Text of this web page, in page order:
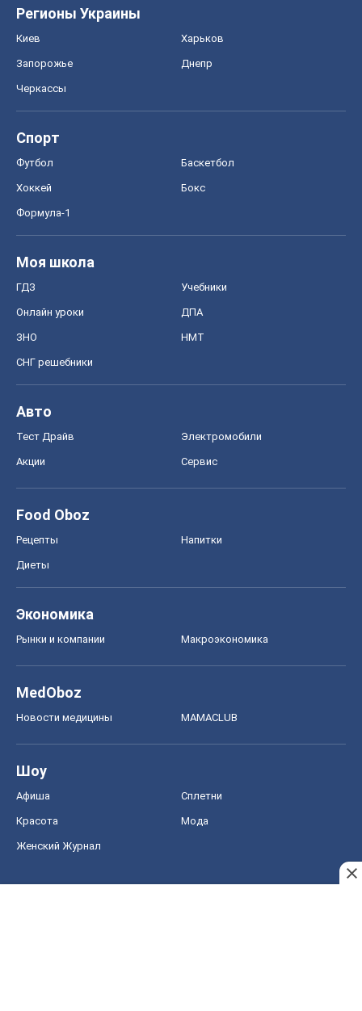
Регионы Украины
Киев Харьков
Запорожье Днепр
Черкассы
Спорт
Футбол Баскетбол
Хоккей Бокс
Формула-1
Моя школа
ГДЗ Учебники
Онлайн уроки ДПА
ЗНО НМТ
СНГ решебники
Авто
Тест Драйв Электромобили
Акции Сервис
Food Oboz
Рецепты Напитки
Диеты
Экономика
Рынки и компании Mакроэкономика
MedOboz
Новости медицины MAMACLUB
Шоу
Афиша Сплетни
Красота Мода
Женский Журнал